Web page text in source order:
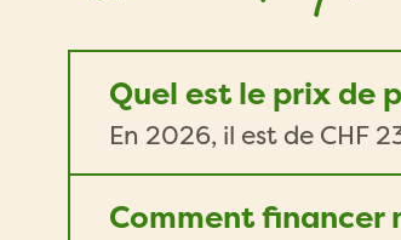
Quel est le prix de
En 2026, il est de CHF
Comment financer